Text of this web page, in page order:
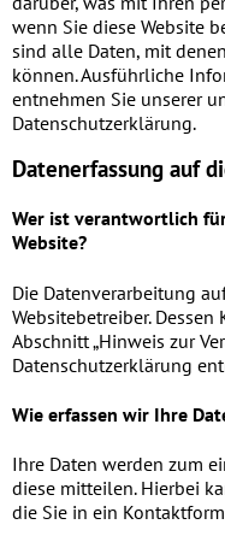
wenn Sie diese Website
sind alle Daten, mit
können. Ausführliche
entnehmen Sie unserer
Datenschutzerklärung.
Datenerfassung auf
Wer ist verantwortlich
Website?
Die Datenverarbeitung
Websitebetreiber.
Abschnitt „Hinweis zur
Datenschutzerklärung
Wie erfassen wir Ihre
Ihre Daten werden zum
diese mitteilen. Hierbei
die Sie in ein